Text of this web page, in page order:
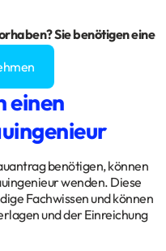
Sie benötigen eine
einen
benötigen, können
wenden. Diese
Fachwissen und können
und der Einreichung